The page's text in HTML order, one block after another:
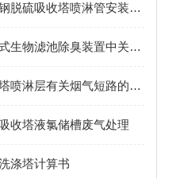
玻璃钢脱硫吸收塔喷淋管安装顺序
一体式生物滤池除臭装置中关于废水排放的说明
脱硫塔喷淋层有关烟气短路的预防措施
收塔液氯储槽废气处理
涤塔计算书